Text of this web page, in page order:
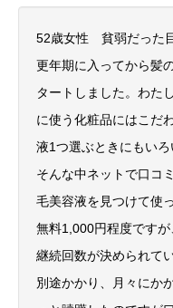
52歳女性 貧弱だった
更年期に入ってから髪
タートしました。わた
に使う化粧品にはこだ
液1つ選ぶときにもいろ
そんな中ネットで口コ
毛美容液を見つけて使
無料1,000円程度です
継続回数が決められて
別途かかり、月々にか